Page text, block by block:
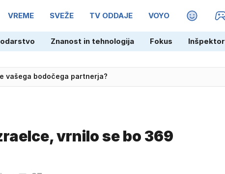
VREME SVEŽE TV ODDAJE VOYO MAGAZIN
Znanost in tehnologija Fokus Inšpektor
vašega bodočega partnerja?
vrnilo se bo 369